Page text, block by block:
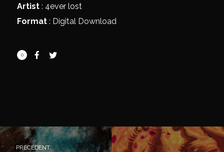
Artist : 4ever lost
Format : Digital Download
0
PRÉCÉDENT